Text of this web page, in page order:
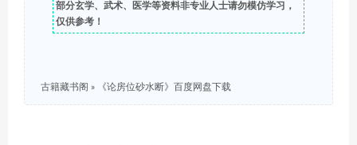
部分玄学、武术、医学等资料非专业人士请勿模仿学习，
仅供参考！
古籍藏书阁 » 《论房位砂水断》百度网盘下载